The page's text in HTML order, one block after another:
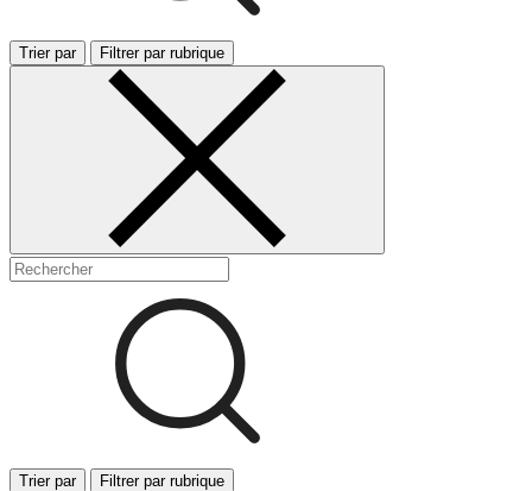
Trier par Filtrer par rubrique
Trier par Filtrer par rubrique